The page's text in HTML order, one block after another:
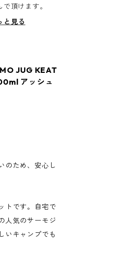
頂けます。
と見る
JUG KEAT
アッシュ
のため、安心し
トです。自宅で
人気のサーモジ
いキャンプでも